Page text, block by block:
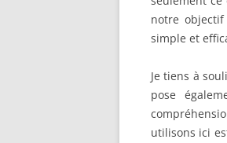
notre
simple et
Je tiens à
pose
utilisons ici